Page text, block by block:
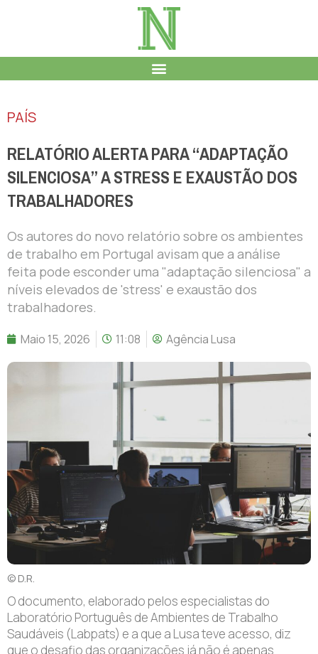
PAÍS
RELATÓRIO ALERTA PARA “ADAPTAÇÃO
SILENCIOSA” A STRESS E EXAUSTÃO DOS
TRABALHADORES
Os autores do novo relatório sobre os ambientes
de trabalho em Portugal avisam que a análise
feita pode esconder uma "adaptação silenciosa" a
níveis elevados de 'stress' e exaustão dos
trabalhadores.
Maio 15, 2026 11:08 Agência Lusa
© D.R.
O documento, elaborado pelos especialistas do
Laboratório Português de Ambientes de Trabalho
Saudáveis (Labpats) e a que a Lusa teve acesso, diz
que o desafio das organizações já não é apenas